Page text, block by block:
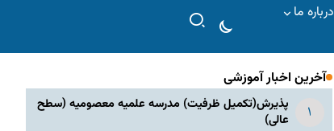
درباره ما
آخرین اخبار آموزشی
پذیرش(تکمیل ظرفیت) مدرسه علمیه معصومیه‌ (سطح
عالی)